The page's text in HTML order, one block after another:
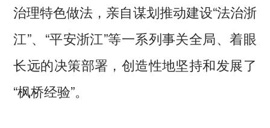
治理特色做法，亲自谋划推动建设“法治浙
江”、“平安浙江”等一系列事关全局、着眼
长远的决策部署，创造性地坚持和发展了
“枫桥经验”。